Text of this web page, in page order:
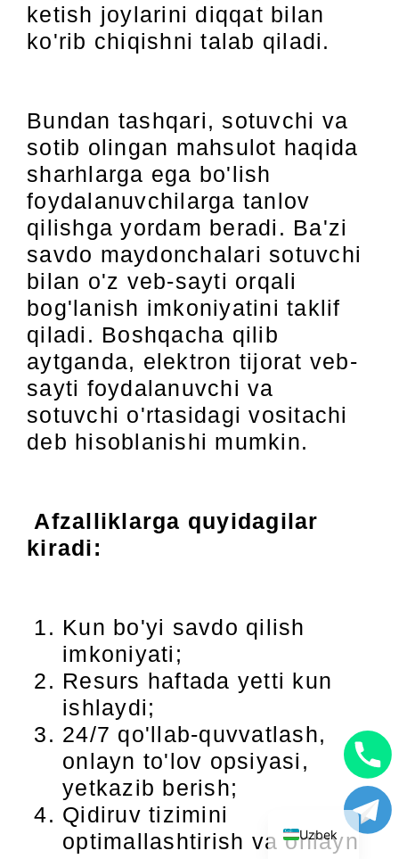
ketish joylarini diqqat bilan
ko'rib chiqishni talab qiladi.
Bundan tashqari, sotuvchi va
sotib olingan mahsulot haqida
sharhlarga ega bo'lish
foydalanuvchilarga tanlov
qilishga yordam beradi. Ba'zi
savdo maydonchalari sotuvchi
bilan o'z veb-sayti orqali
bog'lanish imkoniyatini taklif
qiladi. Boshqacha qilib
aytganda, elektron tijorat veb-
sayti foydalanuvchi va
sotuvchi o'rtasidagi vositachi
deb hisoblanishi mumkin.
Afzalliklarga quyidagilar
kiradi:
Kun bo'yi savdo qilish
imkoniyati;
Resurs haftada yetti kun
ishlaydi;
24/7 qo'llab-quvvatlash,
onlayn to'lov opsiyasi,
yetkazib berish;
Qidiruv tizimini
optimallashtirish va onlayn
Uzbek
Russian
English